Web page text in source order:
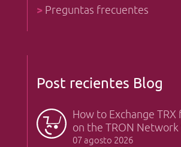
> Preguntas frecuentes
Post recientes Blog
How to Exchange TRX
on the TRON Network
07 agosto 2026